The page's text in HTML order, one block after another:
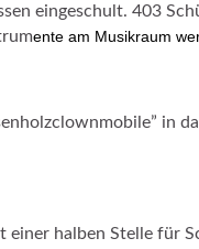
eingeschult. 403
ente am Musikraum
in
einer halben Stelle für